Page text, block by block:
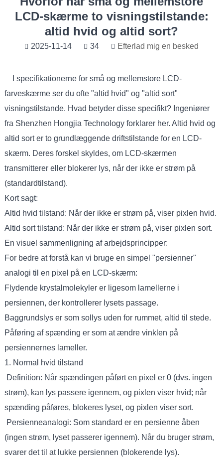
LCD-skærme to visningstilstande:
altid hvid og altid sort?
2025-11-14 34 Efterlad mig en besked
I specifikationerne for små og mellemstore LCD-
farveskærme ser du ofte "altid hvid" og "altid sort"
visningstilstande. Hvad betyder disse specifikt? Ingeniører
fra Shenzhen Hongjia Technology forklarer her. Altid hvid og
altid sort er to grundlæggende driftstilstande for en LCD-
skærm. Deres forskel skyldes, om LCD-skærmen
transmitterer eller blokerer lys, når der ikke er strøm på
(standardtilstand).
Kort sagt:
Altid hvid tilstand: Når der ikke er strøm på, viser pixlen hvid.
Altid sort tilstand: Når der ikke er strøm på, viser pixlen sort.
En visuel sammenligning af arbejdsprincipper:
For bedre at forstå kan vi bruge en simpel "persienner"
analogi til en pixel på en LCD-skærm:
Flydende krystalmolekyler er ligesom lamellerne i
persiennen, der kontrollerer lysets passage.
Baggrundslys er som sollys uden for rummet, altid til stede.
Påføring af spænding er som at ændre vinklen på
persiennernes lameller.
1. Normal hvid tilstand
Definition: Når spændingen påført en pixel er 0 (dvs. ingen
strøm), kan lys passere igennem, og pixlen viser hvid; når
spænding påføres, blokeres lyset, og pixlen viser sort.
Persienneanalogi: Som standard er en persienne åben
(ingen strøm, lyset passerer igennem). Når du bruger strøm,
svarer det til at lukke persiennen (blokerende lys).